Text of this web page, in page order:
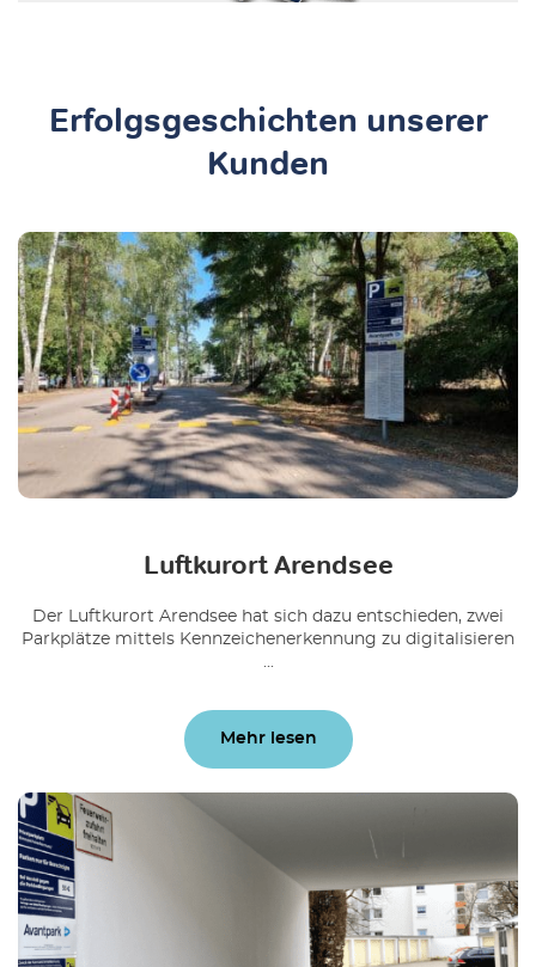
Erfolgsgeschichten unserer
Kunden
Luftkurort Arendsee
Der Luftkurort Arendsee hat sich dazu entschieden, zwei
Parkplätze mittels Kennzeichenerkennung zu digitalisieren
...
Mehr lesen